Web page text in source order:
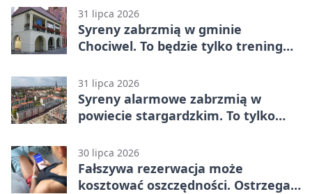
Stargard 3:3
31 lipca 2026
Syreny zabrzmią w gminie
Chociwel. To będzie tylko trening
31 lipca 2026
Syreny alarmowe zabrzmią w
powiecie stargardzkim. To tylko
30 lipca 2026
Fałszywa rezerwacja może
kosztować oszczędności. Ostrzega